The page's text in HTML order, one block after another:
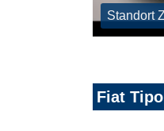
Standort
Fiat